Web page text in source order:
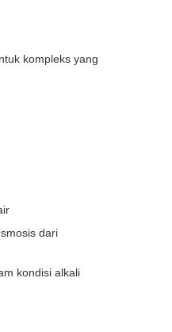
kompleks yang
dari
kondisi alkali